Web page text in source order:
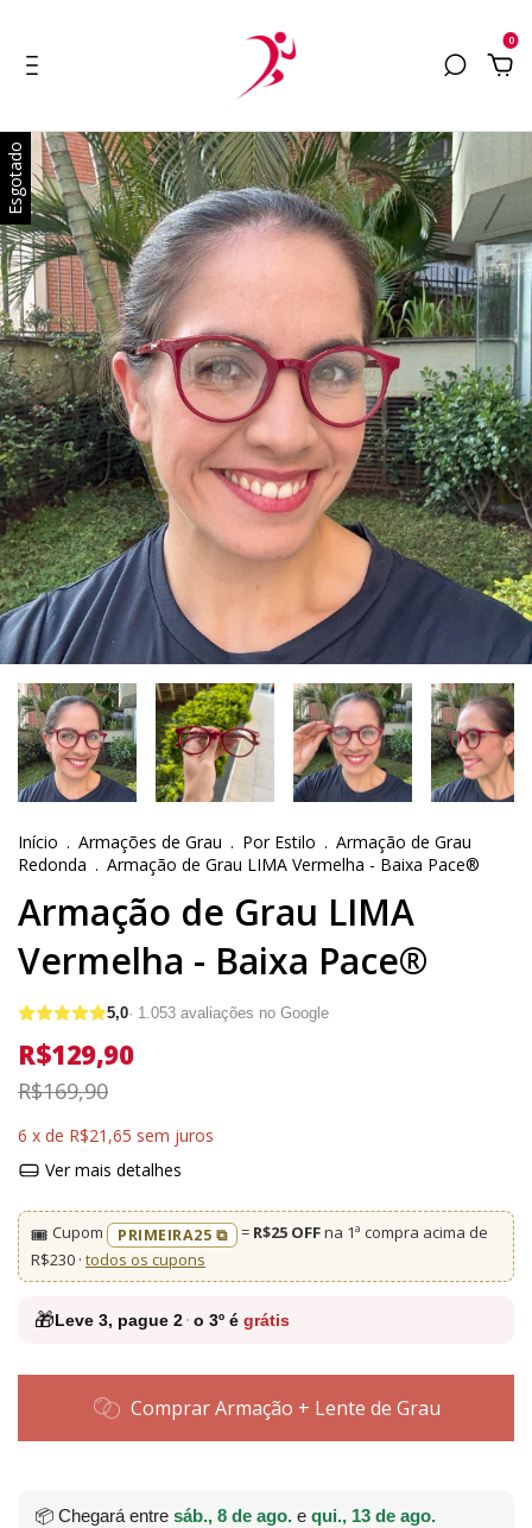
0
Esgotado
Início . Armações de Grau . Por Estilo . Armação de Grau
Redonda . Armação de Grau LIMA Vermelha - Baixa Pace®
Armação de Grau LIMA
Vermelha - Baixa Pace®
5,0· 1.053 avaliações no Google
R$129,90
R$169,90
6 x de R$21,65 sem juros
Ver mais detalhes
🎟️ Cupom PRIMEIRA25 ⧉ = R$25 OFFna 1ª compra acima de
R$230 · todos os cupons
🎁Leve 3, pague 2· o 3º é grátis
Comprar Armação + Lente de Grau
📦 Chegará entre sáb., 8 de ago. e qui., 13 de ago.